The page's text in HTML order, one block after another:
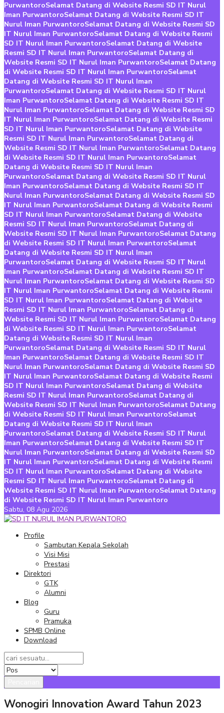
PurwantoroSelamat Datang di Website Resmi SD IT Nurul
Iman PurwantoroSelamat Datang di Website Resmi SD IT
Nurul Iman PurwantoroSelamat Datang di Website Resmi SD
IT Nurul Iman PurwantoroSelamat Datang di Website Resmi
SD IT Nurul Iman PurwantoroSelamat Datang di Website
Resmi SD IT Nurul Iman PurwantoroSelamat Datang di
Website Resmi SD IT Nurul Iman PurwantoroSelamat Datang
di Website Resmi SD IT Nurul Iman PurwantoroSelamat
Datang di Website Resmi SD IT Nurul Iman
PurwantoroSelamat Datang di Website Resmi SD IT Nurul
Iman PurwantoroSelamat Datang di Website Resmi SD IT
Nurul Iman PurwantoroSelamat Datang di Website Resmi SD
IT Nurul Iman PurwantoroSelamat Datang di Website Resmi
SD IT Nurul Iman PurwantoroSelamat Datang di Website
Resmi SD IT Nurul Iman PurwantoroSelamat Datang di
Website Resmi SD IT Nurul Iman PurwantoroSelamat Datang
di Website Resmi SD IT Nurul Iman PurwantoroSelamat
Datang di Website Resmi SD IT Nurul Iman
PurwantoroSelamat Datang di Website Resmi SD IT Nurul
Iman PurwantoroSelamat Datang di Website Resmi SD IT
Nurul Iman PurwantoroSelamat Datang di Website Resmi SD
IT Nurul Iman PurwantoroSelamat Datang di Website Resmi
SD IT Nurul Iman PurwantoroSelamat Datang di Website
Resmi SD IT Nurul Iman PurwantoroSelamat Datang di
Website Resmi SD IT Nurul Iman PurwantoroSelamat Datang
di Website Resmi SD IT Nurul Iman PurwantoroSelamat
Datang di Website Resmi SD IT Nurul Iman
PurwantoroSelamat Datang di Website Resmi SD IT Nurul
Iman PurwantoroSelamat Datang di Website Resmi SD IT
Nurul Iman PurwantoroSelamat Datang di Website Resmi SD
IT Nurul Iman PurwantoroSelamat Datang di Website Resmi
SD IT Nurul Iman PurwantoroSelamat Datang di Website
Resmi SD IT Nurul Iman PurwantoroSelamat Datang di
Website Resmi SD IT Nurul Iman PurwantoroSelamat Datang
di Website Resmi SD IT Nurul Iman PurwantoroSelamat
Datang di Website Resmi SD IT Nurul Iman
PurwantoroSelamat Datang di Website Resmi SD IT Nurul
Iman PurwantoroSelamat Datang di Website Resmi SD IT
Nurul Iman PurwantoroSelamat Datang di Website Resmi SD
IT Nurul Iman PurwantoroSelamat Datang di Website Resmi
SD IT Nurul Iman PurwantoroSelamat Datang di Website
Resmi SD IT Nurul Iman PurwantoroSelamat Datang di
Website Resmi SD IT Nurul Iman PurwantoroSelamat Datang
di Website Resmi SD IT Nurul Iman PurwantoroSelamat
Datang di Website Resmi SD IT Nurul Iman
PurwantoroSelamat Datang di Website Resmi SD IT Nurul
Iman PurwantoroSelamat Datang di Website Resmi SD IT
Nurul Iman PurwantoroSelamat Datang di Website Resmi SD
IT Nurul Iman PurwantoroSelamat Datang di Website Resmi
SD IT Nurul Iman PurwantoroSelamat Datang di Website
Resmi SD IT Nurul Iman PurwantoroSelamat Datang di
Website Resmi SD IT Nurul Iman PurwantoroSelamat Datang
di Website Resmi SD IT Nurul Iman Purwantoro
Sabtu, 08 Agu 2026
Profile
Sambutan Kepala Sekolah
Visi Misi
Prestasi
Direktori
GTK
Alumni
Blog
Guru
Pramuka
SPMB Online
Download
Wonogiri Innovation Award Tahun 2023